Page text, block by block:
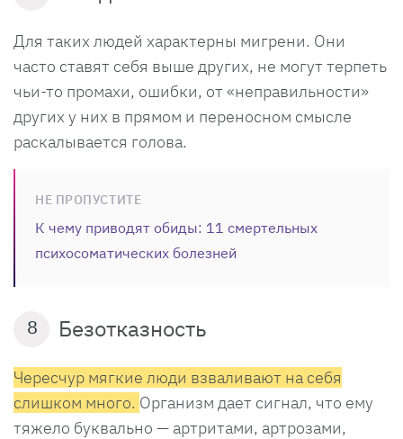
Для таких людей характерны мигрени. Они
часто ставят себя выше других, не могут терпеть
чьи-то промахи, ошибки, от «неправильности»
других у них в прямом и переносном смысле
раскалывается голова.
НЕ ПРОПУСТИТЕ
К чему приводят обиды: 11 смертельных
психосоматических болезней
8 Безотказность
Чересчур мягкие люди взваливают на себя
слишком много. Организм дает сигнал, что ему
тяжело буквально — артритами, артрозами,